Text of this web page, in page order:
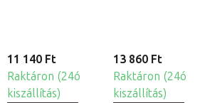
11 140 Ft
Raktáron (24ó
kiszállítás)
13 860 Ft
Raktáron (24ó
kiszállítás)